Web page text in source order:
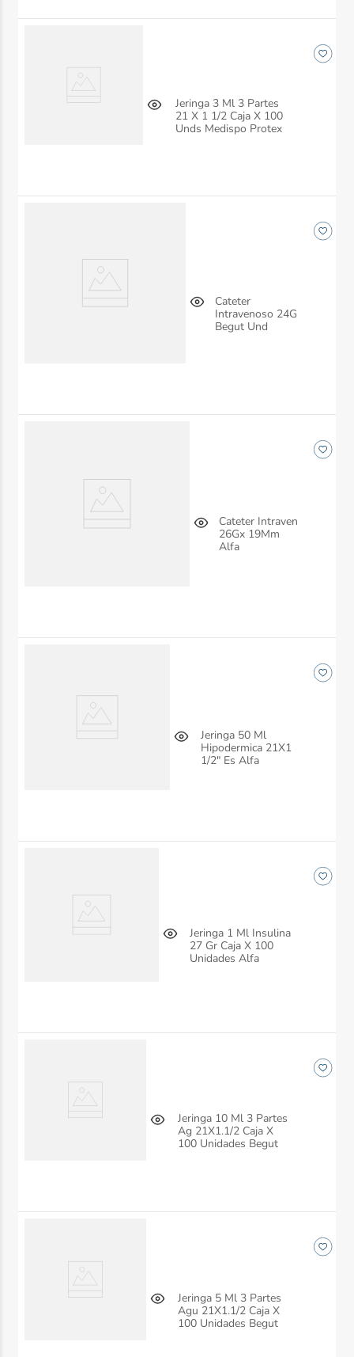
Jeringa 3 Ml 3 Partes
21 X 1 1/2 Caja X 100
Unds Medispo Protex
Cateter
Intravenoso 24G
Begut Und
Cateter Intraven
26Gx 19Mm
Alfa
Jeringa 50 Ml
Hipodermica 21X1
1/2" Es Alfa
Jeringa 1 Ml Insulina
27 Gr Caja X 100
Unidades Alfa
Jeringa 10 Ml 3 Partes
Ag 21X1.1/2 Caja X
100 Unidades Begut
Jeringa 5 Ml 3 Partes
Agu 21X1.1/2 Caja X
100 Unidades Begut